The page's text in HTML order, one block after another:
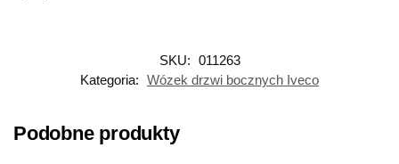
SKU: 011263
Kategoria: Wózek drzwi bocznych Iveco
Podobne produkty